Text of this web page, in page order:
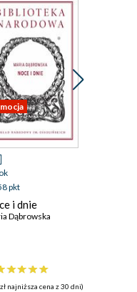
pkt
i dnie
Dąbrowska
najniższa cena z 30 dni)